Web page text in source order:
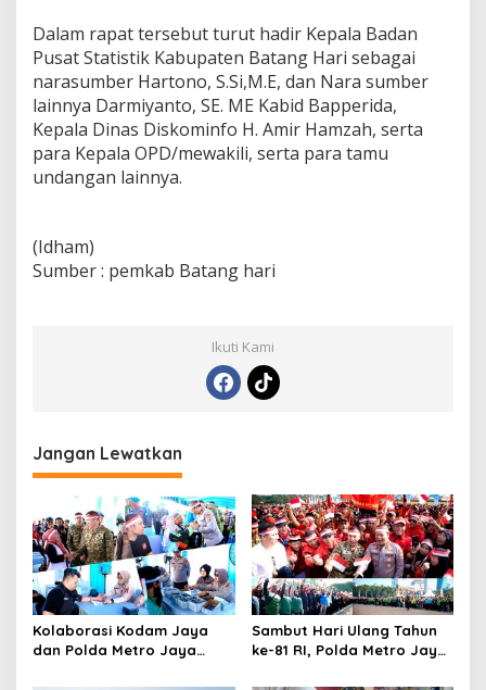
Dalam rapat tersebut turut hadir Kepala Badan
Pusat Statistik Kabupaten Batang Hari sebagai
narasumber Hartono, S.Si,M.E, dan Nara sumber
lainnya Darmiyanto, SE. ME Kabid Bapperida,
Kepala Dinas Diskominfo H. Amir Hamzah, serta
para Kepala OPD/mewakili, serta para tamu
undangan lainnya.
(Idham)
Sumber : pemkab Batang hari
Ikuti Kami
Jangan Lewatkan
Kolaborasi Kodam Jaya
dan Polda Metro Jaya
Sambut Hari Ulang Tahun
ke-81 RI, Polda Metro Jaya